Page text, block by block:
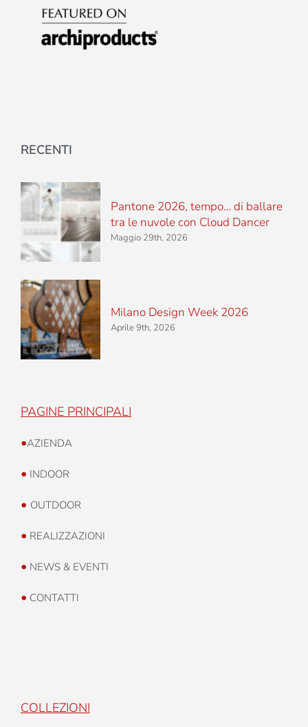
RECENTI
Pantone 2026, tempo… di ballare
tra le nuvole con Cloud Dancer
Maggio 29th, 2026
Milano Design Week 2026
Aprile 9th, 2026
PAGINE PRINCIPALI
•AZIENDA
• INDOOR
• OUTDOOR
• REALIZZAZIONI
• NEWS & EVENTI
• CONTATTI
COLLEZIONI